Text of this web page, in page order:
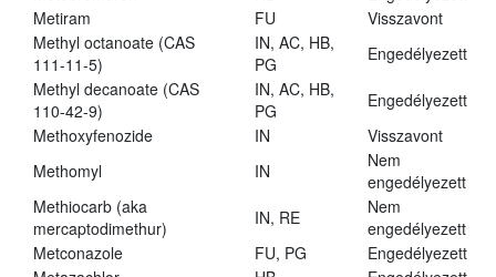
Metiram
FU
Visszavont
Methyl octanoate (CAS
111-11-5)
IN, AC, HB,
PG
Engedélyezett
Methyl decanoate (CAS
110-42-9)
IN, AC, HB,
PG
Engedélyezett
Methoxyfenozide
IN
Visszavont
Methomyl
IN
Nem
engedélyezett
Methiocarb (aka
mercaptodimethur)
IN, RE
Nem
engedélyezett
Metconazole
FU, PG
Engedélyezett